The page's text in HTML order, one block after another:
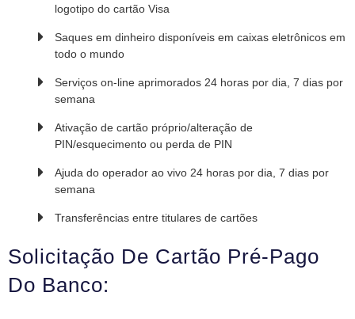
logotipo do cartão Visa
Saques em dinheiro disponíveis em caixas eletrônicos em
todo o mundo
Serviços on-line aprimorados 24 horas por dia, 7 dias por
semana
Ativação de cartão próprio/alteração de
PIN/esquecimento ou perda de PIN
Ajuda do operador ao vivo 24 horas por dia, 7 dias por
semana
Transferências entre titulares de cartões
Solicitação De Cartão Pré-Pago
Do Banco: